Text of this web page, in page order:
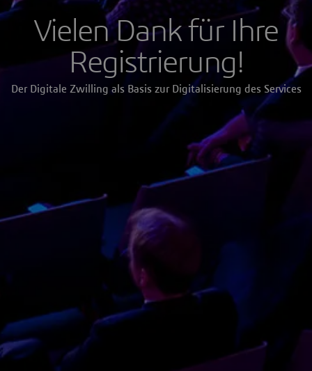
Vielen Dank für Ihre
Registrierung!
Der Digitale Zwilling als Basis zur Digitalisierung des Services